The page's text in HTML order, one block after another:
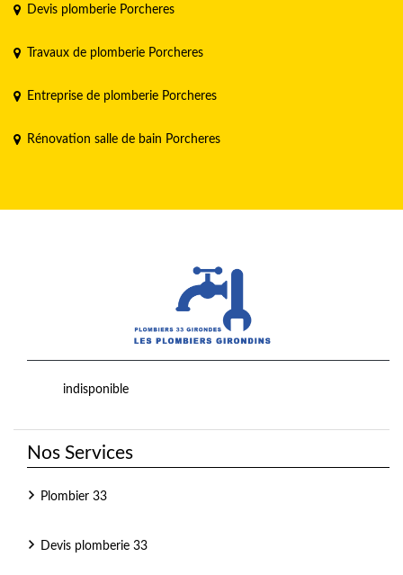
Devis plomberie Porcheres
Travaux de plomberie Porcheres
Entreprise de plomberie Porcheres
Rénovation salle de bain Porcheres
indisponible
Nos Services
Plombier 33
Devis plomberie 33